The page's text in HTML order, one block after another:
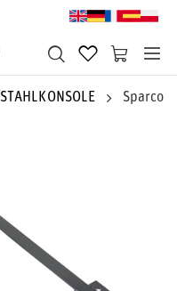
STAHLKONSOLE Sparco